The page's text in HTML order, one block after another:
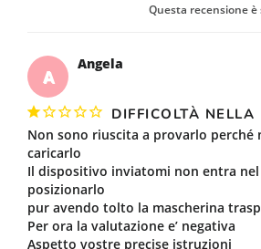
Questa recensione
A
Angela
DIFFICOLTÀ NELLA
Non sono riuscita a provarlo perché
caricarlo
Il dispositivo inviatomi non entra
posizionarlo
pur avendo tolto la mascherina
Per ora la valutazione e’ negativa
Aspetto vostre precise istruzioni